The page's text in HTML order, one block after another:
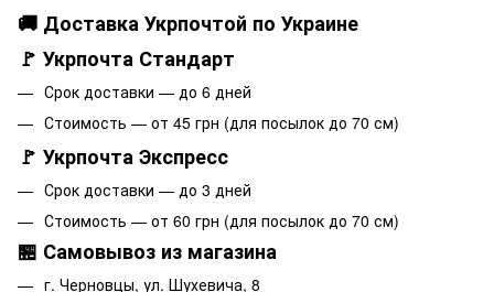
🚚 Доставка Укрпочтой по Украине
🚩 Укрпочта Стандарт
Срок доставки — до 6 дней
Стоимость — от 45 грн (для посылок до 70 см)
🚩 Укрпочта Экспресс
Срок доставки — до 3 дней
Стоимость — от 60 грн (для посылок до 70 см)
🏪 Самовывоз из магазина
г. Черновцы, ул. Шухевича, 8